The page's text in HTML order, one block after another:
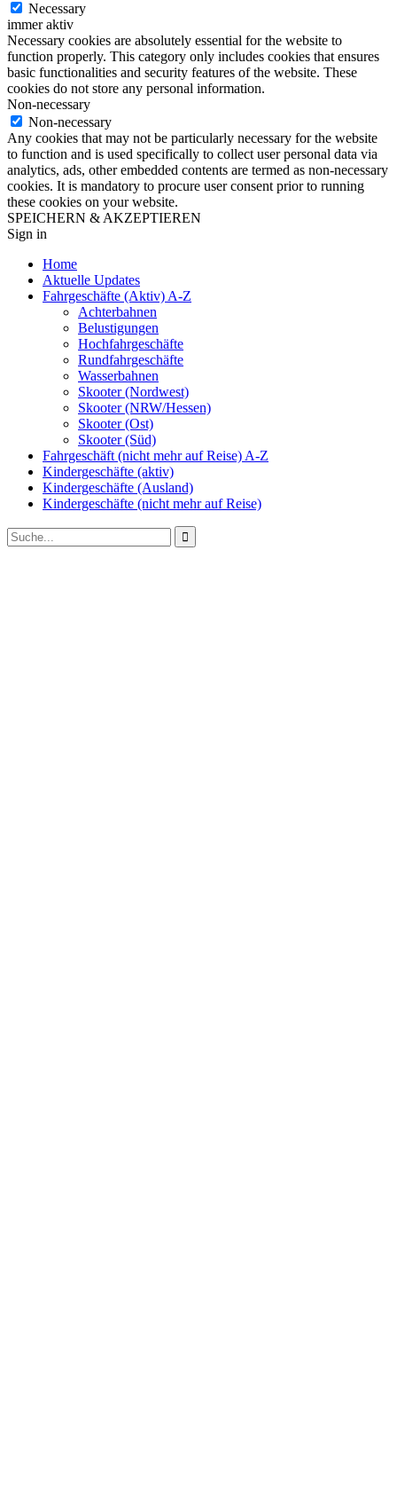
Necessary
immer aktiv
Necessary cookies are absolutely essential for the website to
function properly. This category only includes cookies that ensures
basic functionalities and security features of the website. These
cookies do not store any personal information.
Non-necessary
Non-necessary
Any cookies that may not be particularly necessary for the website
to function and is used specifically to collect user personal data via
analytics, ads, other embedded contents are termed as non-necessary
cookies. It is mandatory to procure user consent prior to running
these cookies on your website.
SPEICHERN & AKZEPTIEREN
Sign in
Home
Aktuelle Updates
Fahrgeschäfte (Aktiv) A-Z
Achterbahnen
Belustigungen
Hochfahrgeschäfte
Rundfahrgeschäfte
Wasserbahnen
Skooter (Nordwest)
Skooter (NRW/Hessen)
Skooter (Ost)
Skooter (Süd)
Fahrgeschäft (nicht mehr auf Reise) A-Z
Kindergeschäfte (aktiv)
Kindergeschäfte (Ausland)
Kindergeschäfte (nicht mehr auf Reise)